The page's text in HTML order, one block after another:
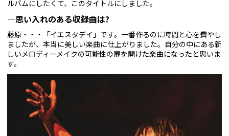
ルバムにしたくて、このタイトルにしました。
—思い入れのある収録曲は?
藤原・・・「イエスタデイ」です。一番作るのに時間と心を費やし
ましたが、本当に美しい楽曲に仕上がりました。自分の中にある新
しいメロディーメイクの可能性の扉を開けた楽曲になったと思いま
す。